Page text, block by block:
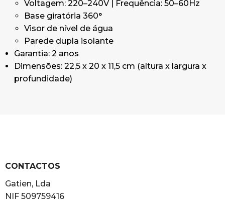
Voltagem: 220–240V | Frequência: 50–60Hz
Base giratória 360°
Visor de nível de água
Parede dupla isolante
Garantia: 2 anos
Dimensões: 22,5 x 20 x 11,5 cm (altura x largura x
profundidade)
CONTACTOS
Gatien, Lda
NIF 509759416